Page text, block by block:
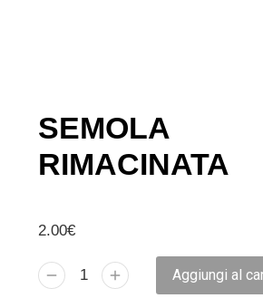
SEMOLA
RIMACINATA
2.00€
Aggiungi al